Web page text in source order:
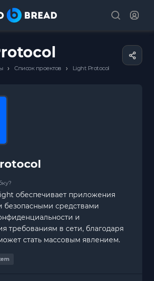
› Список проектов › Light Protocol
обеспечивает приложения
безопасными средствами
и
требованиям в сети, благодаря
стать массовым явлением.